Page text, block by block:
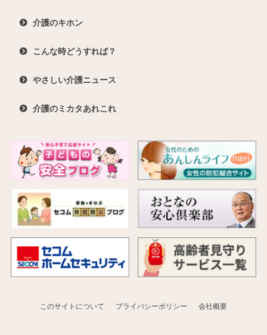
介護のキホン
こんな時どうすれば？
やさしい介護ニュース
介護のミカタあれこれ
このサイトについて プライバシーポリシー 会社概要